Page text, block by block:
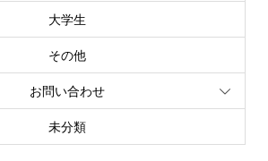
大学生
その他
お問い合わせ
未分類